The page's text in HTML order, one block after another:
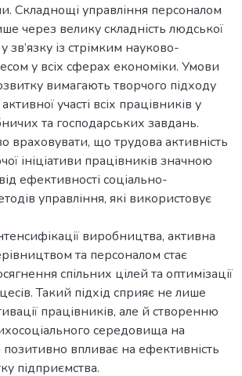
Складнощі управління персоналом
через велику складність людської
зв’язку із стрімким науково-
у всіх сферах економіки. Умови
вимагають творчого підходу
участі всіх працівників у
та господарських завдань.
враховувати, що трудова активність
ініціативи працівників значною
ефективності соціально-
управління, які використовує
виробництва, активна
та персоналом стає
спільних цілей та оптимізації
Такий підхід сприяє не лише
працівників, але й створенню
середовища на
позитивно впливає на ефективність
підприємства.